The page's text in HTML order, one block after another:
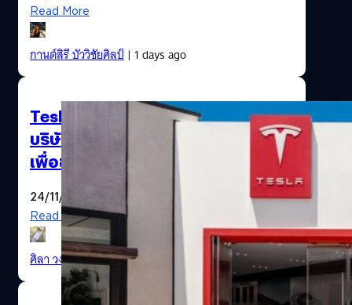
Read More
กานต์สิรี บัววิชัยศิลป์| 1 days ago
Tesla กำลังยุติคดีฟ้องร้อง Rivian
บริษัทอีวีสหรัฐฯ ในข้อหาดึงพนักงาน
เพื่อขโมยเทคโนโลยี
24/11/2024
Read More
ศิลา วงศ์เจริญ| 621 days ago